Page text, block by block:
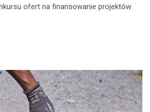
ofert na finansowanie projektów